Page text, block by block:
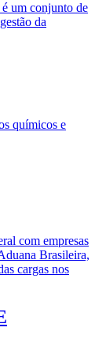
um conjunto de
da
químicos e
com empresas
Brasileira,
cargas nos